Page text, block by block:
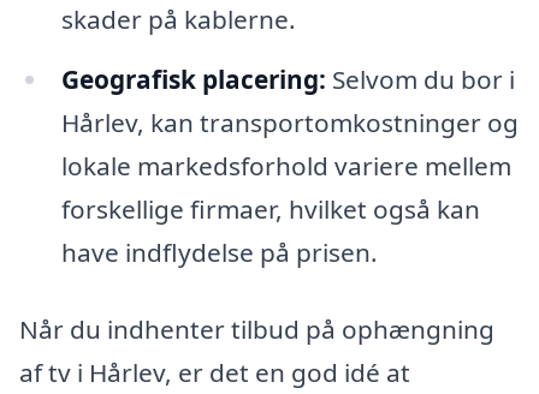
skader på kablerne.
Geografisk placering: Selvom du bor i
Hårlev, kan transportomkostninger og
lokale markedsforhold variere mellem
forskellige firmaer, hvilket også kan
have indflydelse på prisen.
Når du indhenter tilbud på ophængning
af tv i Hårlev, er det en god idé at